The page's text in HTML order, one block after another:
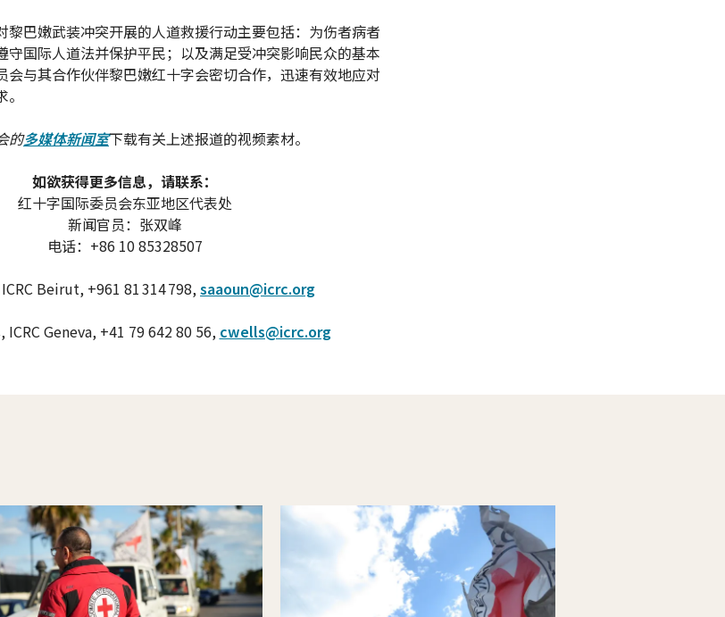
黎巴嫩武装冲突开展的人道救援行动主要包括：为伤者病者
守国际人道法并保护平民；以及满足受冲突影响民众的基本
会与其合作伙伴黎巴嫩红十字会密切合作，迅速有效地应对
的多媒体新闻室下载有关上述报道的视频素材。
如欲获得更多信息，请联系：
红十字国际委员会东亚地区代表处
新闻官员：张双峰
电话：+86 10 85328507
Beirut, +961 81 314 798, saaoun@icrc.org
ICRC Geneva, +41 79 642 80 56, cwells@icrc.org